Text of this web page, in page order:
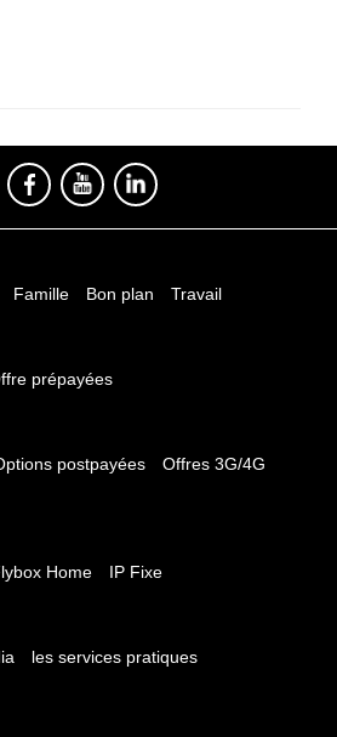
Famille Bon plan Travail
prépayées
postpayées
Offres 3G/4G
Home IP Fixe
les services pratiques